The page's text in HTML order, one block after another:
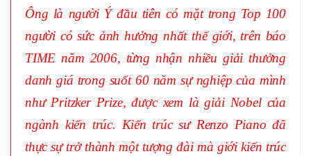
Ông là người Ý đầu tiên có mặt trong Top 100
người có sức ảnh hưởng nhất thế giới, trên báo
TIME năm 2006, từng nhận nhiều giải thưởng
danh giá trong suốt 60 năm sự nghiệp của mình
như Pritzker Prize, được xem là giải Nobel của
ngành kiến trúc. Kiến trúc sư Renzo Piano đã
thực sự trở thành một tượng đài mà giới kiến trúc